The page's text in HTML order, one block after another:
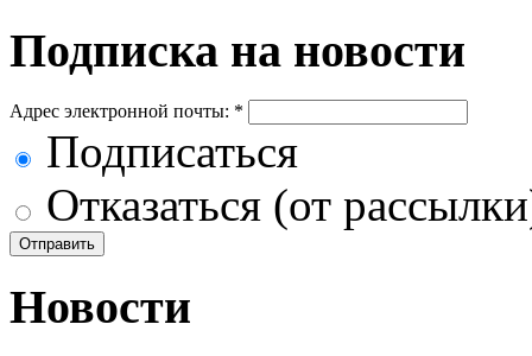
Подписка на новости
Адрес электронной почты: *
Подписаться
Отказаться (от
Новости